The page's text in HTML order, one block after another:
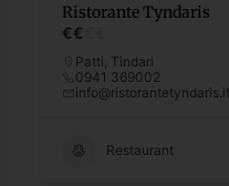
Ristorante Tyndaris
€€
Patti Tindari
0941 369002
info@ristorantetyndaris.it
Restaurant